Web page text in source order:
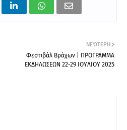
ΝΕΌΤΕΡΗ
Φεστιβάλ Βράχων | ΠΡΟΓΡΑΜΜΑ
ΕΚΔΗΛΩΣΕΩΝ 22-29 IOYΛΙΟΥ 2025